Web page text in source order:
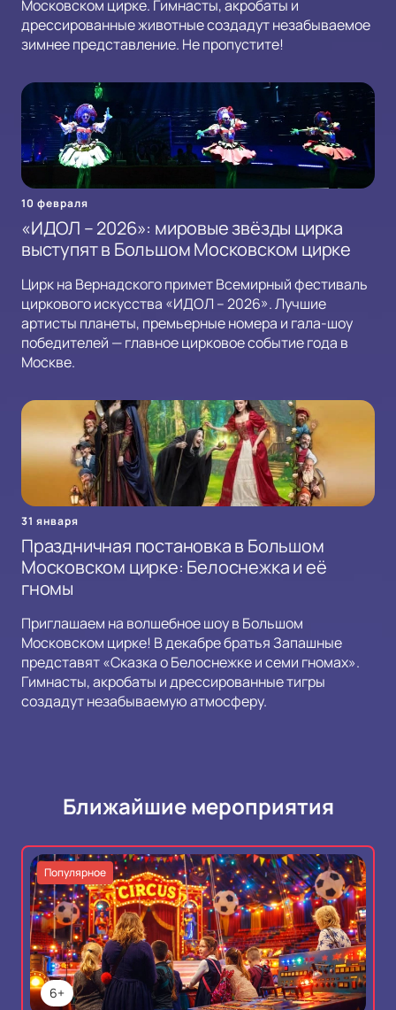
Московском цирке. Гимнасты, акробаты и
дрессированные животные создадут незабываемое
зимнее представление. Не пропустите!
10 февраля
«ИДОЛ – 2026»: мировые звёзды цирка
выступят в Большом Московском цирке
Цирк на Вернадского примет Всемирный фестиваль
циркового искусства «ИДОЛ – 2026». Лучшие
артисты планеты, премьерные номера и гала-шоу
победителей — главное цирковое событие года в
Москве.
31 января
Праздничная постановка в Большом
Московском цирке: Белоснежка и её
гномы
Приглашаем на волшебное шоу в Большом
Московском цирке! В декабре братья Запашные
представят «Сказка о Белоснежке и семи гномах».
Гимнасты, акробаты и дрессированные тигры
создадут незабываемую атмосферу.
Ближайшие мероприятия
6+
Популярное